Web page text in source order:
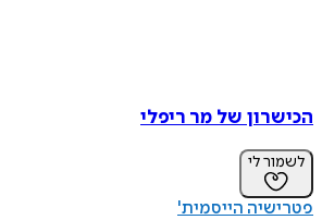
של מר ריפלי
לי
הייסמית'